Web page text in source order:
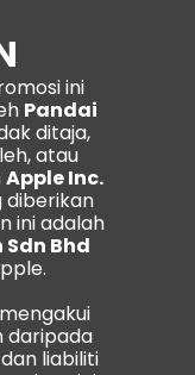
ini
Pandai
ditaja,
atau
diberikan
ini adalah
Bhd
daripada
liabiliti